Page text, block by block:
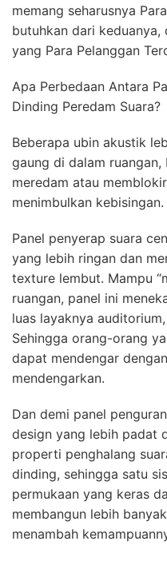
memang seharusnya
butuhkan dari keduanya,
yang Para Pelanggan
Apa Perbedaan Antara
Dinding Peredam Suara?
Beberapa ubin akustik
gaung di dalam
meredam atau
menimbulkan kebisingan.
Panel penyerap suara
yang lebih ringan dan
texture lembut. Mampu
ruangan, panel ini
luas layaknya
Sehingga orang-orang
dapat mendengar
mendengarkan.
Dan demi panel
design yang lebih padat
properti penghalang
dinding, sehingga satu
permukaan yang keras
membangun lebih
menambah